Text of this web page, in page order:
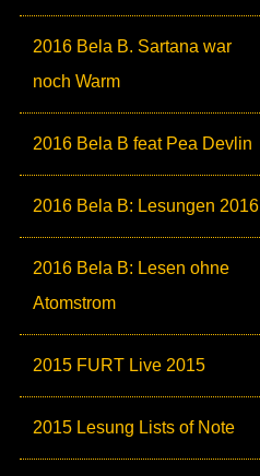
2016 Bela B. Sartana war
noch Warm
2016 Bela B feat Pea Devlin
2016 Bela B: Lesungen 2016
2016 Bela B: Lesen ohne
Atomstrom
2015 FURT Live 2015
2015 Lesung Lists of Note